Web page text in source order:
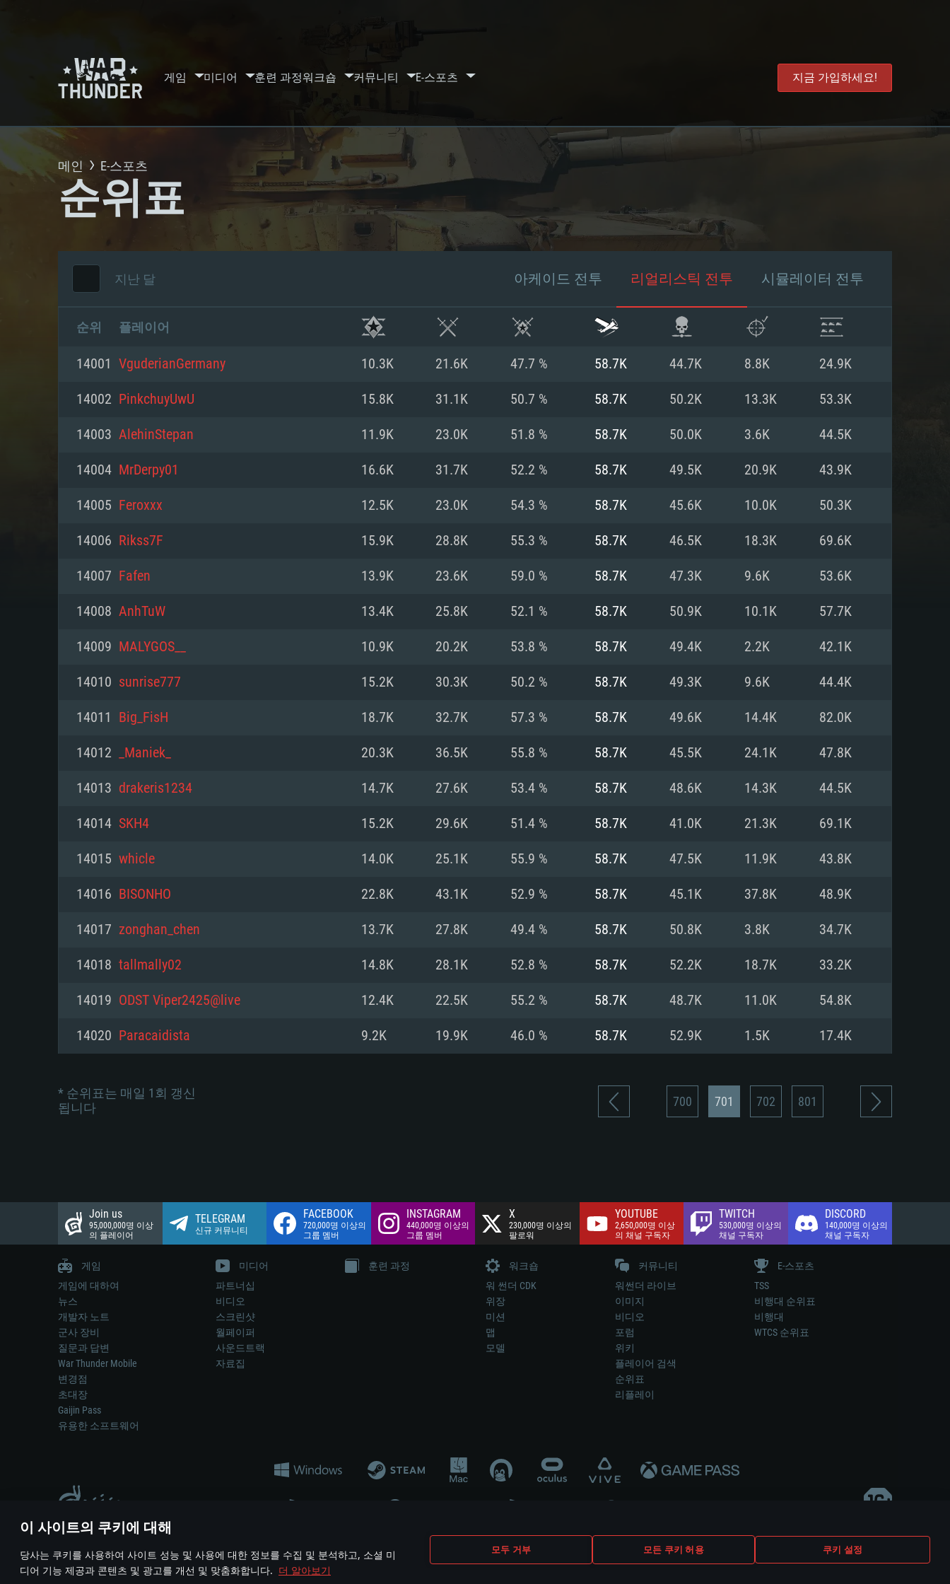
이 사이트의 쿠키에 대해
당사는 쿠키를 사용하여 사이트 성능 및 사용에 대한 정보를 수집 및 분석하고, 소셜 미
디어 기능 제공과 콘텐츠 및 광고를 개선 및 맞춤화합니다. 더 알아보기
모두 거부 모든 쿠키 허용 쿠키 설정
게임 미디어 훈련 과정워크숍 커뮤니티 E-스포츠 지금 가입하세요!
시스템 요구사항
PC MAC Linux
최소사양
운영체제: Windows 10 (64 bit)
프로세서: 2.2 GHz 듀얼코어 이상
메모리: 4GB
그래픽 카드: DirectX 11 이상을 지원하는 AMD
해상도: 720p
네트워크: 브로드밴드 인터넷
여유 저장 공간: 22.1 GB (최소 클라이언트)
권장 사양
운영체제: Windows 10/11 (64 bit)
프로세서: Intel Core i5 또는 Ryzen 5 3600 이상
메모리: 16 GB 이상
그래픽 카드: DirectX 11 이상을 지원하는 Nvidia
최소사양
운영체제: Mac OS Big Sur 11.0
프로세서: 최소 2.2 GHz의 Core i5 (Intel Xeon 은 지
(Mac), 혹은 이와 비슷한 성능을 가지는 Mac 버전
의 AMD/Nvidia. 최소 해상도: 720p
네트워크: 브로드밴드 인터넷
여유 저장 공간: 22.1 GB (최소 클라이언트)
권장 사양
운영체제: Mac OS Big Sur 11.0
프로세서: Core i7 (Intel Xeon 은 지원하지 않습니
네트워크: 브로드밴드 인터넷
여유 저장 공간: 62.2 GB (전체 클라이언트)
최소사양
운영체제: 64bit Linux 중 최신 버전
프로세서: 2.4 GHz 듀얼코어
메모리: 4 GB
그래픽 카드: Vulkan 을 지원하고, 최신 그래픽 드라
와 동급의 성능을 가지며 최신 그래픽 드라이버를
지원하는 AMD (6개월 미만; 최소사양 지원 해상도
권장 사양
운영체제: Ubuntu 20.04 64bit
프로세서: Intel Core i7
메모리: 16 GB
그래픽 카드: Vulkan 을 지원하고, 최신 그래픽 드라
와 동급의 성능을 가지며 최신 그래픽 드라이버를
지원하는 AMD RX 570 (6개월 미만; 최소사양 지원
메인 E-스포츠
순위표
지난 달 아케이드 전투 리얼리스틱 전투 시뮬레이터 전투
순위 플레이어
14001 VguderianGermany 10.3K 21.6K 47.7 % 58.7K 44.7K 8.8K 24.9K
14002 PinkchuуUwU 15.8K 31.1K 50.7 % 58.7K 50.2K 13.3K 53.3K
14003 AlehinStepan 11.9K 23.0K 51.8 % 58.7K 50.0K 3.6K 44.5K
14004 MrDerpy01 16.6K 31.7K 52.2 % 58.7K 49.5K 20.9K 43.9K
14005 Feroxxx 12.5K 23.0K 54.3 % 58.7K 45.6K 10.0K 50.3K
14006 Rikss7F 15.9K 28.8K 55.3 % 58.7K 46.5K 18.3K 69.6K
14007 Fafen 13.9K 23.6K 59.0 % 58.7K 47.3K 9.6K 53.6K
14008 AnhTuW 13.4K 25.8K 52.1 % 58.7K 50.9K 10.1K 57.7K
14009 MALYGOS__ 10.9K 20.2K 53.8 % 58.7K 49.4K 2.2K 42.1K
14010 sunrise777 15.2K 30.3K 50.2 % 58.7K 49.3K 9.6K 44.4K
14011 Big_FisH 18.7K 32.7K 57.3 % 58.7K 49.6K 14.4K 82.0K
14012 _Maniek_ 20.3K 36.5K 55.8 % 58.7K 45.5K 24.1K 47.8K
14013 drakeris1234 14.7K 27.6K 53.4 % 58.7K 48.6K 14.3K 44.5K
14014 SKH4 15.2K 29.6K 51.4 % 58.7K 41.0K 21.3K 69.1K
14015 whicle 14.0K 25.1K 55.9 % 58.7K 47.5K 11.9K 43.8K
14016 BISONHO 22.8K 43.1K 52.9 % 58.7K 45.1K 37.8K 48.9K
14017 zonghan_chen 13.7K 27.8K 49.4 % 58.7K 50.8K 3.8K 34.7K
14018 tallmally02 14.8K 28.1K 52.8 % 58.7K 52.2K 18.7K 33.2K
14019 ODST Viper2425@live 12.4K 22.5K 55.2 % 58.7K 48.7K 11.0K 54.8K
14020 Paracaidista 9.2K 19.9K 46.0 % 58.7K 52.9K 1.5K 17.4K
* 순위표는 매일 1회 갱신
됩니다
700 701 702 801
Join us
95,000,000명 이상
의 플레이어
TELEGRAM
신규 커뮤니티
FACEBOOK
720,000명 이상의
그룹 멤버
INSTAGRAM
440,000명 이상의
그룹 멤버
X
230,000명 이상의
팔로워
YOUTUBE
2,650,000명 이상
의 채널 구독자
TWITCH
530,000명 이상의
채널 구독자
DISCORD
140,000명 이상의
채널 구독자
게임
게임에 대하여
뉴스
개발자 노트
군사 장비
질문과 답변
War Thunder Mobile
변경점
초대장
Gaijin Pass
유용한 소프트웨어
미디어
파트너십
비디오
스크린샷
월페이퍼
사운드트랙
자료집
훈련 과정
워크숍
워 썬더 CDK
위장
미션
맵
모델
커뮤니티
워썬더 라이브
이미지
비디오
포럼
위키
플레이어 검색
순위표
리플레이
E-스포츠
TSS
비행대 순위표
비행대
WTCS 순위표
게임 에서 어떠한 현실의 무기나 차량을 묘사하는 것은 무기 개발 업체나 장비 제조 업체가 게임 개발 후원 또는 홍보에 참여하지 않습니다..
© 2011—2026 Gaijin Games Kft. All trademarks, logos and brand names are the property of their respective owners.
이용 약관 이용 약관